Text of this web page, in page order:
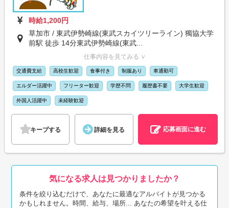
時給1,200円
草加市 / 東武伊勢崎線(東武スカイツリーライン) 獨協大学
前駅 徒歩 14分東武伊勢崎線(東武...
仕事内容を見てみる ∨
交通費支給 高校生歓迎 食事付き 制服あり 車通勤可
エルダー活躍中 フリーター歓迎 学歴不問 履歴書不要 大学生歓迎
外国人活躍中 未経験歓迎
キープする 詳細を見る 応募画面に進む
気になる求人は見つかりましたか？
条件を絞り込むだけで、あなたに最適なアルバイトが見つかる
かもしれません。時間、給与、場所... あなたの希望を叶える仕